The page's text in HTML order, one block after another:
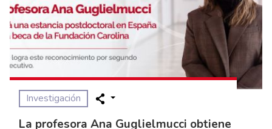
Investigación
La profesora Ana Guglielmucci obtiene